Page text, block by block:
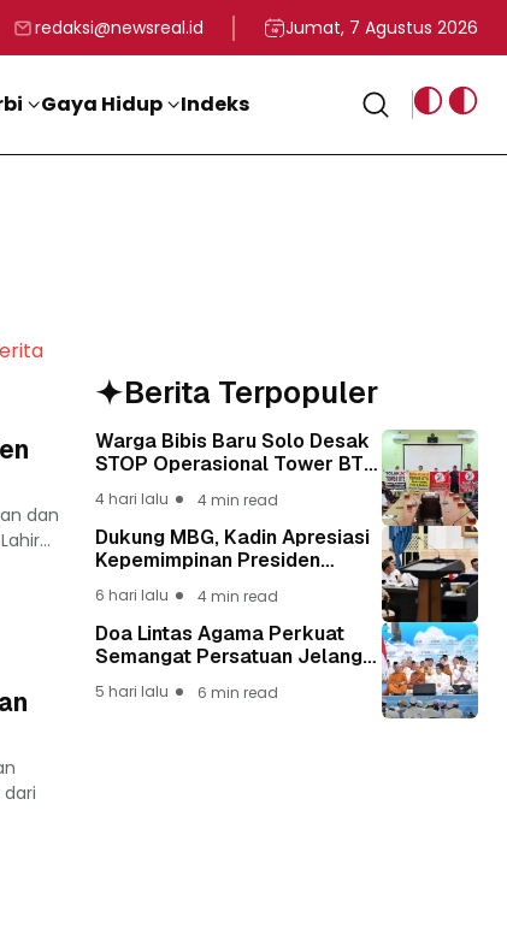
Kemerdekaan RI
Kadin Apresiasi Kepemimpinan Presiden Prabowo yang
Staf Khusus Menag RI
redaksi@newsreal.id Jumat, 7 Agustus 2026
Gaya Hidup Indeks
dan
Berita Terpopuler
Warga Bibis Baru Solo Desak
STOP Operasional Tower BTS,
Keselamatan Warga Lebih
Berharga
4 hari lalu 4 min read
Dukung MBG, Kadin Apresiasi
Kepemimpinan Presiden
6 hari lalu 4 min read
Doa Lintas Agama Perkuat
Semangat Persatuan Jelang
5 hari lalu 6 min read